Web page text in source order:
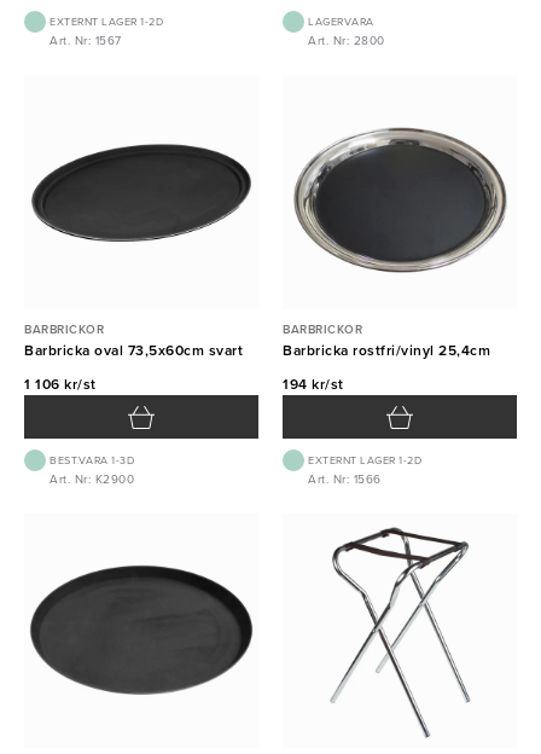
EXTERNT LAGER 1-2D
Art. Nr: 1567
LAGERVARA
Art. Nr: 2800
BARBRICKOR
Barbricka oval 73,5x60cm svart
1 106 kr/st
BEST.VARA 1-3D
Art. Nr: K2900
BARBRICKOR
Barbricka rostfri/vinyl 25,4cm
194 kr/st
EXTERNT LAGER 1-2D
Art. Nr: 1566